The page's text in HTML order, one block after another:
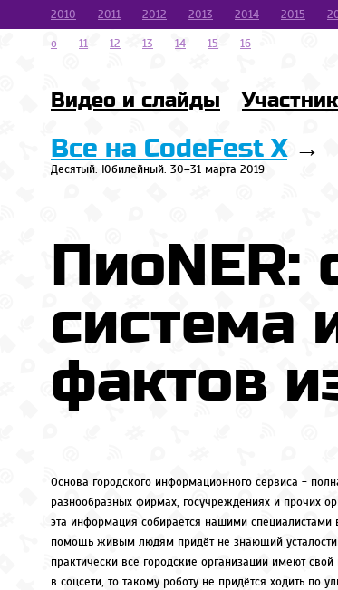
2010 2011 2012 2013 2014 2015
o
11 12 13 14 15 16
Видео и слайды
Все на CodeFest X→
Десятый. Юбилейный. 30–31 марта 2019
ПиоNER:
система
фактов
Основа городского информационного сервиса -
разнообразных фирмах, госучреждениях и прочих
эта информация собирается нашими специалистами
помощь живым людям придёт не знающий усталости
практически все городские организации имеют
в соцсети, то такому роботу не придётся ходить по